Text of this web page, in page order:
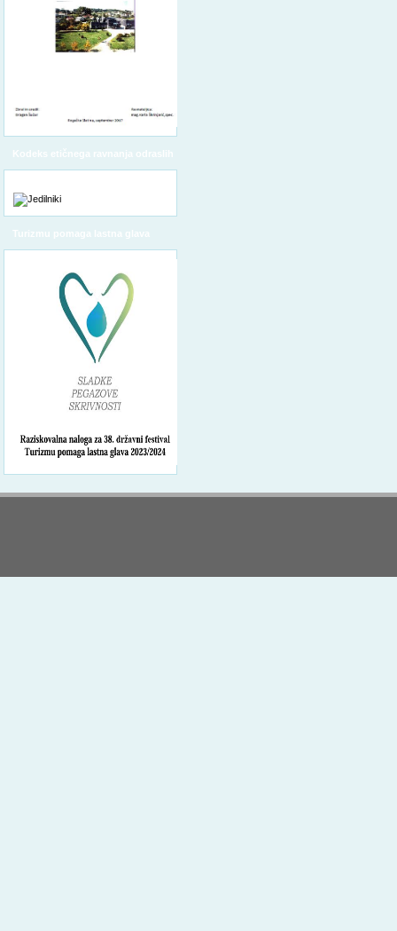
Kodeks etičnega ravnanja odraslih
Turizmu pomaga lastna glava